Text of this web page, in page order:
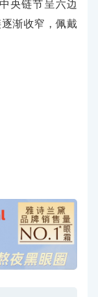
央链节呈六边
渐收窄，佩戴